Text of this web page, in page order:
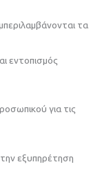
τα
εντοπισμός
για τις
εξυπηρέτηση